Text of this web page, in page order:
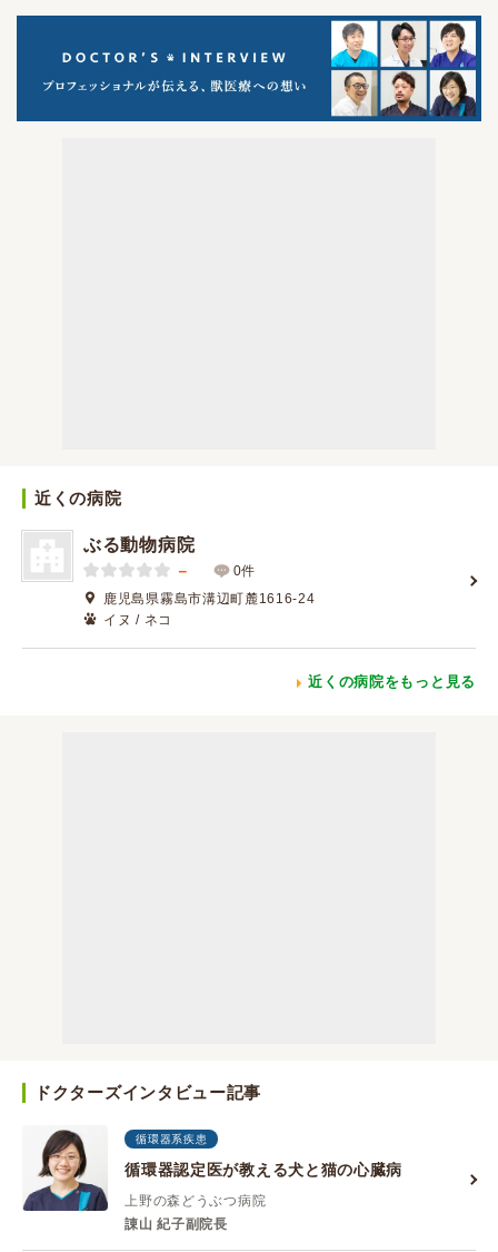
近くの病院
ぶる動物病院
－
0件
鹿児島県霧島市溝辺町麓1616-24
イヌ / ネコ
近くの病院をもっと見る
ドクターズインタビュー記事
循環器系疾患
循環器認定医が教える犬と猫の心臓病
上野の森どうぶつ病院
諌山 紀子副院長